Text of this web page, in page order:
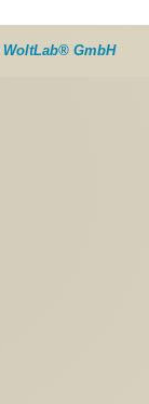
WoltLab® GmbH